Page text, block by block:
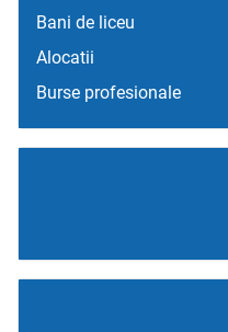
Bani de liceu
Alocatii
Burse profesionale